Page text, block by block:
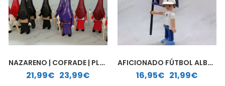
NAZARENO | COFRADE | PLAYMOBIL PERSONALIZADO
21,99€ 23,99€
Rango de precios: desde 21,99€ hasta 23,99€
AFICIONADO FÚTBOL ALBACETE BALOMPIÉ| PLAYMOBIL PERSONALIZADO
16,95€ 21,99€
Rango de precios: desde 16,95€ hasta 21,99€